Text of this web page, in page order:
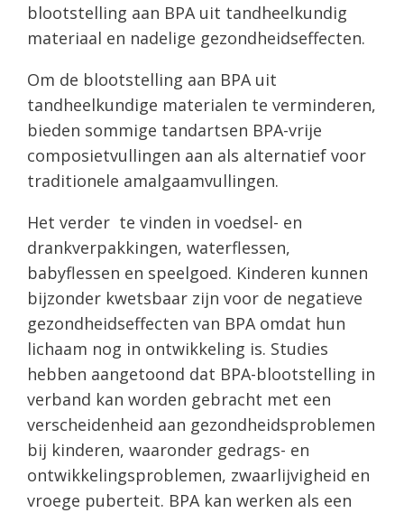
blootstelling aan BPA uit tandheelkundig
materiaal en nadelige gezondheidseffecten.
Om de blootstelling aan BPA uit
tandheelkundige materialen te verminderen,
bieden sommige tandartsen BPA-vrije
composietvullingen aan als alternatief voor
traditionele amalgaamvullingen.
Het verder te vinden in voedsel- en
drankverpakkingen, waterflessen,
babyflessen en speelgoed. Kinderen kunnen
bijzonder kwetsbaar zijn voor de negatieve
gezondheidseffecten van BPA omdat hun
lichaam nog in ontwikkeling is. Studies
hebben aangetoond dat BPA-blootstelling in
verband kan worden gebracht met een
verscheidenheid aan gezondheidsproblemen
bij kinderen, waaronder gedrags- en
ontwikkelingsproblemen, zwaarlijvigheid en
vroege puberteit. BPA kan werken als een